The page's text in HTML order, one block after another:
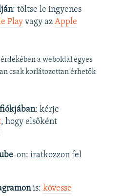
: töltse le ingyenes
Playvagy az Apple
a weboldal egyes
csak korlátozottan érhetők
: kérje
, hogy elsőként
-on: iratkozzon fel
is: kövesse